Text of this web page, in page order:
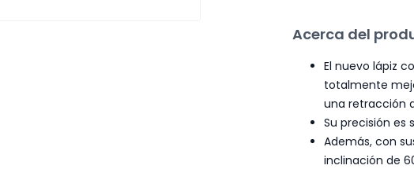
Acerca del
El nuevo lápiz
totalmente
una retracción
Su precisión es
Además, con
inclinación de